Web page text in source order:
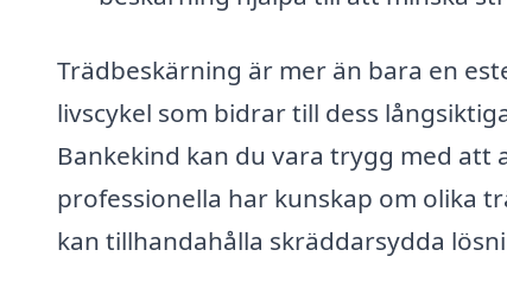
Trädbeskärning är mer än bara en
livscykel som bidrar till dess
Bankekind kan du vara trygg med att
professionella har kunskap om olika
kan tillhandahålla skräddarsydda